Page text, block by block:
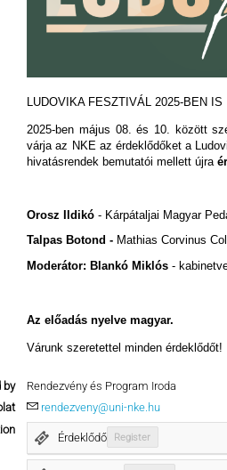
LUDOVIKA FESZTIVÁL 2025-BEN IS
2025-ben május 08. és 10. között
várja az NKE az érdeklődőket a
hivatásrendek bemutatói mellett újra
Orosz Ildikó- Kárpátaljai Magyar
Talpas Botond - Mathias Corvinus
Moderátor: Blankó Miklós -
Az előadás nyelve magyar.
Várunk szeretettel minden érdeklődőt!
by
Rendezvény és Program Iroda
rendezveny@uni-nke.hu
Érdeklődő Register